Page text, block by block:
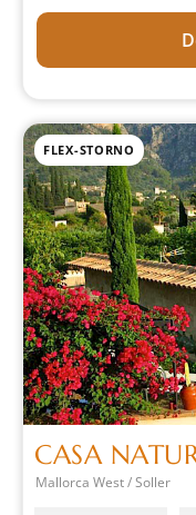
FLEX-STORNO
CASA
Mallorca West / Soller